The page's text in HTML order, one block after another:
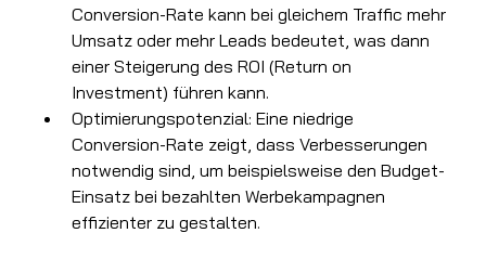
Conversion-Rate kann bei gleichem Traffic mehr
Umsatz oder mehr Leads bedeutet, was dann
einer Steigerung des ROI (Return on
Investment) führen kann.
Optimierungspotenzial: Eine niedrige
Conversion-Rate zeigt, dass Verbesserungen
notwendig sind, um beispielsweise den Budget-
Einsatz bei bezahlten Werbekampagnen
effizienter zu gestalten.